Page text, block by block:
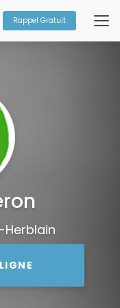
Rappel Gratuit